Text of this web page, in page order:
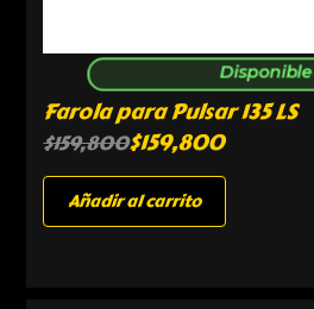
Disponible
Farola para Pulsar 135 LS
$159,800$159,800
Añadir al carrito